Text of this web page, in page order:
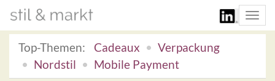
Top-Themen:
Cadeaux
Verpackung
Nordstil
Mobile Payment